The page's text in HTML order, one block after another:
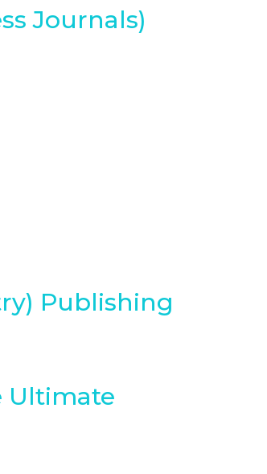
Journals)
Publishing
Ultimate